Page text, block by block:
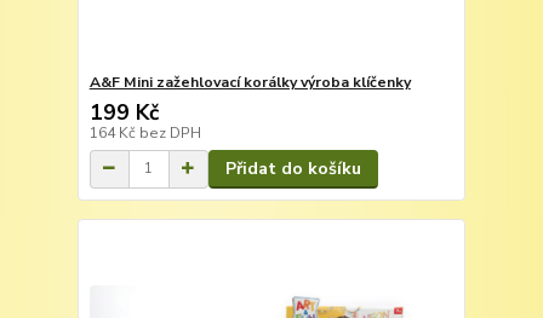
A&F Mini zažehlovací korálky výroba klíčenky
199 Kč
164 Kč bez DPH
Přidat do košíku